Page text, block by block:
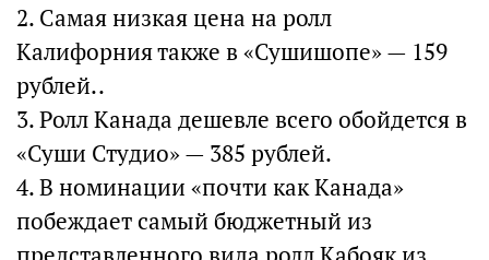
2. Самая низкая цена на ролл
Калифорния также в «Сушишопе» — 159
рублей..
3. Ролл Канада дешевле всего обойдется в
«Суши Студио» — 385 рублей.
4. В номинации «почти как Канада»
побеждает самый бюджетный из